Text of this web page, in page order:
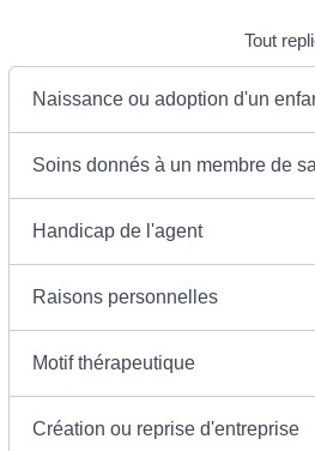
Tout
Naissance ou adoption d'un
Soins donnés à un membre de
Handicap de l'agent
Raisons personnelles
Motif thérapeutique
Création ou reprise d'entreprise